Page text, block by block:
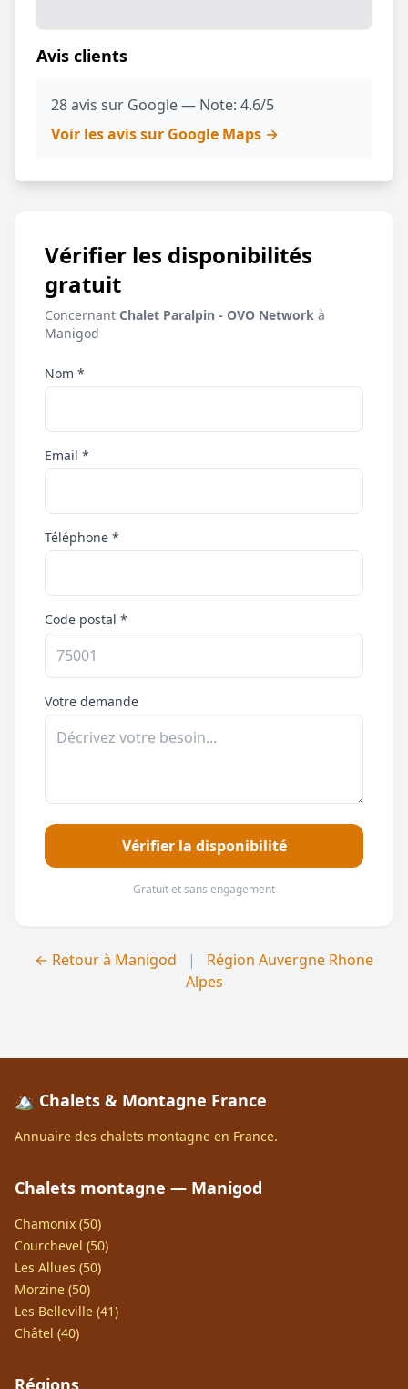
Avis clients
28 avis sur Google — Note: 4.6/5
Voir les avis sur Google Maps →
Vérifier les disponibilités
gratuit
Concernant Chalet Paralpin - OVO Network à
Manigod
Nom *
Email *
Téléphone *
Code postal *
Votre demande
Vérifier la disponibilité
Gratuit et sans engagement
← Retour à Manigod |
Région Auvergne Rhone
Alpes
🏔️ Chalets & Montagne France
Annuaire des chalets montagne en France.
Chalets montagne — Manigod
Chamonix (50)
Courchevel (50)
Les Allues (50)
Morzine (50)
Les Belleville (41)
Châtel (40)
Régions